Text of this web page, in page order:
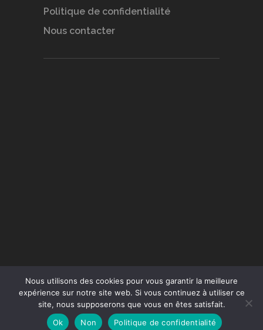
Politique de confidentialité
Nous contacter
Conception du site :Agence Jus de Citron
Nous utilisons des cookies pour vous garantir la meilleure
expérience sur notre site web. Si vous continuez à utiliser ce
site, nous supposerons que vous en êtes satisfait.
Ok
Non Politique de confidentialité